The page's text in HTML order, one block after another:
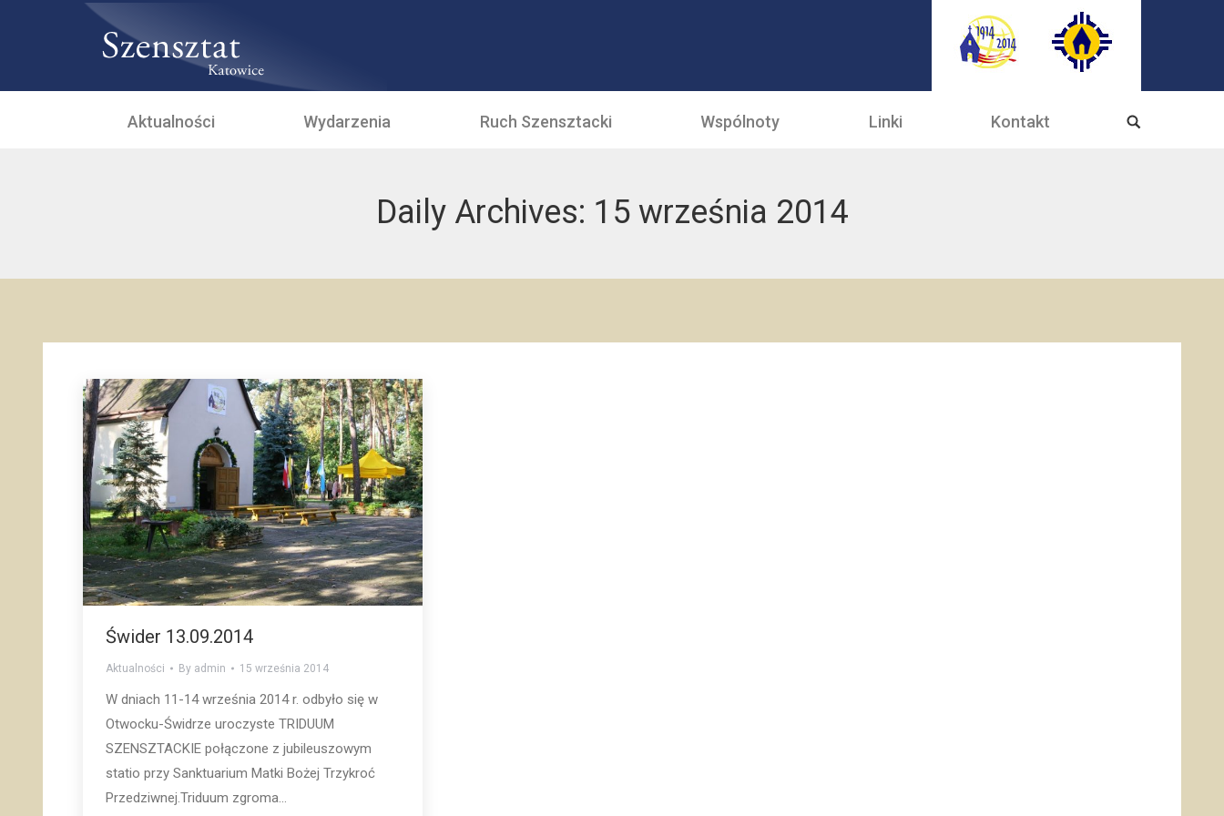
Aktualności Wydarzenia Ruch Szensztacki Wspólnoty Linki Kontakt
Daily Archives: 15 września 2014
Świder 13.09.2014
Aktualności By admin 15 września 2014
W dniach 11-14 września 2014 r. odbyło się w
Otwocku-Świdrze uroczyste TRIDUUM
SZENSZTACKIE połączone z jubileuszowym
statio przy Sanktuarium Matki Bożej Trzykroć
Przedziwnej.Triduum zgroma...